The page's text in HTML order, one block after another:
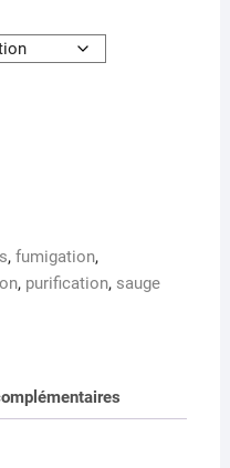
, fumigation,
, purification, sauge